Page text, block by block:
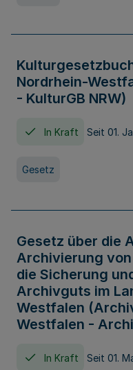
Nordrhein-
- KulturGB NRW)
In Kraft Seit 01.
Gesetz
Gesetz über die
Archivierung
die Sicherung
Archivguts im
Westfalen
Westfalen -
In Kraft Seit 01.